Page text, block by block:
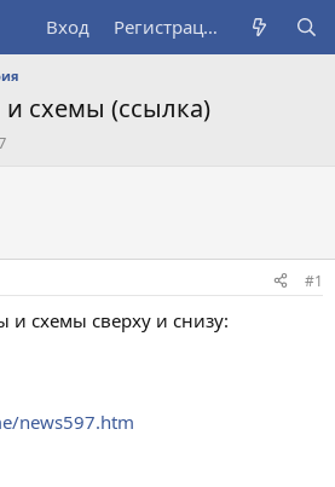
Вход Регистрация
схемы (ссылка)
#1
и схемы cверху и снизу:
news597.htm